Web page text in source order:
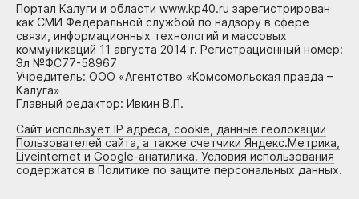
Портал Калуги и области www.kp40.ru зарегистрирован
как СМИ Федеральной службой по надзору в сфере
связи, информационных технологий и массовых
коммуникаций 11 августа 2014 г. Регистрационный номер:
Эл №ФС77-58967
Учредитель: ООО «Агентство «Комсомольская правда –
Калуга»
Главный редактор: Ивкин В.П.
Сайт использует IP адреса, cookie, данные геолокации
Пользователей сайта, а также счетчики Яндекс.Метрика,
Liveinternet и Google-анатилика. Условия использования
содержатся в Политике по защите персональных данных.